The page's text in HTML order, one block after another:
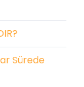
Sürede